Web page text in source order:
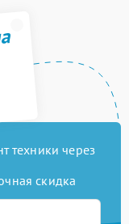
техники через
скидка